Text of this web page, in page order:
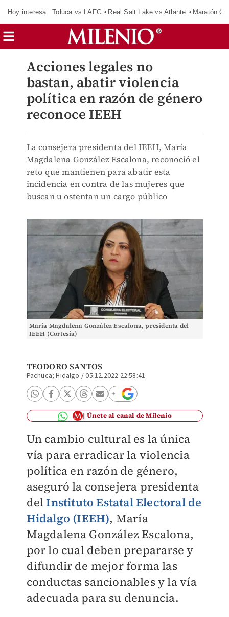
Hoy interesa: Toluca vs LAFC Real Salt Lake vs Atlante Maratón
Acciones legales no
bastan, abatir violencia
política en razón de género
reconoce IEEH
La consejera presidenta del IEEH, María
Magdalena González Escalona, reconoció el
reto que mantienen para abatir esta
incidencia en contra de las mujeres que
buscan u ostentan un cargo público
María Magdalena González Escalona, presidenta del
IEEH (Cortesía)
TEODORO SANTOS
Pachuca; Hidalgo /05.12.2022 22:58:41
Únete al canal de Milenio
Un cambio cultural es la única
vía para erradicar la violencia
política en razón de género,
aseguró la consejera presidenta
delInstituto Estatal Electoral de
Hidalgo (IEEH), María
Magdalena González Escalona,
por lo cual deben prepararse y
difundir de mejor forma las
conductas sancionables y la vía
adecuada para su denuncia.